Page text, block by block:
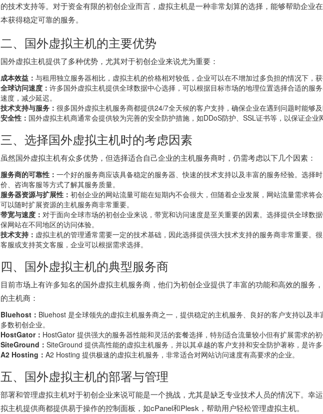
的技术支持等。对于资金有限的初创企业而言，虚拟主机是一种非常划算的选择，能够帮助企业
本获得稳定可靠的服务。
二、国外虚拟主机的主要优势
国外虚拟主机提供了多种优势，尤其对于初创企业来说尤为重要：
成本效益： 与租用独立服务器相比，虚拟主机的价格相对较低，企业可以在不增加过多负担的情况下，获
全球访问速度： 许多国外虚拟主机提供全球数据中心选择，可以根据目标市场的地理位置选择合适的服
速度，减少延迟。
技术支持与服务： 很多国外虚拟主机服务商都提供24/7全天候的客户支持，确保企业在遇到问题时能够及
安全性： 国外虚拟主机商通常会提供较为完善的安全防护措施，如DDoS防护、SSL证书等，以保证企业
三、选择国外虚拟主机时的考虑因素
虽然国外虚拟主机有众多优势，但选择适合自己企业的主机服务商时，仍需考虑以下几个因素：
服务商的可靠性： 一个好的服务商应该具备稳定的服务器、快速的技术支持以及丰富的服务经验。选择
价、咨询客服等方式了解其服务质量。
服务器资源与扩展性： 初创企业的网站流量可能在短期内不会很大，但随着企业发展，网站流量需求将
可以随时扩展资源的主机服务商非常重要。
带宽与速度： 对于面向全球市场的初创企业来说，带宽和访问速度是至关重要的因素。选择提供全球数
保网站在不同地区的访问体验。
技术支持： 虚拟主机的管理通常需要一定的技术基础，因此选择提供强大技术支持的服务商非常重要。
客服或支持英文客服，企业可以根据需求选择。
四、国外虚拟主机的典型服务商
目前市场上有许多知名的国外虚拟主机服务商，他们为初创企业提供了丰富的功能和高效的服务
的主机商：
Bluehost： Bluehost 是全球领先的虚拟主机服务商之一，提供稳定的主机服务、良好的客户支持以及
多数初创企业。
HostGator： HostGator 提供强大的服务器性能和灵活的套餐选择，特别适合流量较小但有扩展需求的初
SiteGround： SiteGround 提供高性能的虚拟主机服务，并以其卓越的客户支持和安全防护著称，是许多
A2 Hosting： A2 Hosting 提供极速的虚拟主机服务，非常适合对网站访问速度有高要求的企业。
五、国外虚拟主机的部署与管理
部署和管理虚拟主机对于初创企业来说可能是一个挑战，尤其是缺乏专业技术人员的情况下。幸
拟主机提供商都提供易于操作的控制面板，如cPanel和Plesk，帮助用户轻松管理虚拟主机。